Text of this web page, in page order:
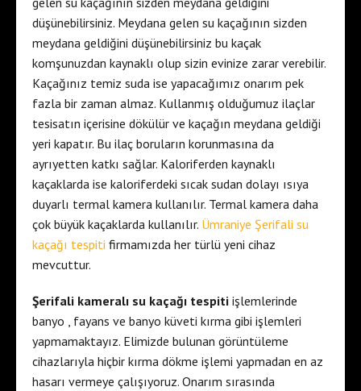
düşünebilirsiniz. Meydana gelen su kaçağının sizden
meydana geldiğini düşünebilirsiniz bu kaçak
komşunuzdan kaynaklı olup sizin evinize zarar verebilir.
Kaçağınız temiz suda ise yapacağımız onarım pek
fazla bir zaman almaz. Kullanmış olduğumuz ilaçlar
tesisatın içerisine dökülür ve kaçağın meydana geldiği
yeri kapatır. Bu ilaç boruların korunmasına da
ayrıyetten katkı sağlar. Kaloriferden kaynaklı
kaçaklarda ise kaloriferdeki sıcak sudan dolayı ısıya
duyarlı termal kamera kullanılır. Termal kamera daha
çok büyük kaçaklarda kullanılır. Ümraniye Şerifali su
kaçağı tespiti firmamızda her türlü yeni cihaz
mevcuttur.
Şerifali kameralı su kaçağı tespiti işlemlerinde
banyo , fayans ve banyo küveti kırma gibi işlemleri
yapmamaktayız. Elimizde bulunan görüntüleme
cihazlarıyla hiçbir kırma dökme işlemi yapmadan en az
hasarı vermeye çalışıyoruz. Onarım sırasında